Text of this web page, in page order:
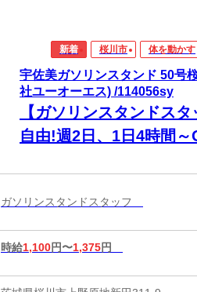
新着 桜川市 体を動かす
宇佐美ガソリンスタンド 50号
社ユーオーエス) /114056sy
【ガソリンスタンドス
自由!週2日、1日4時間
ガソリンスタンドスタッフ
時給1,100円〜1,375円